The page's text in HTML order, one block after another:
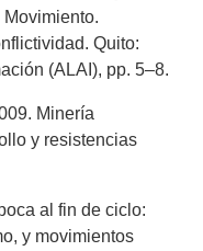
Movimiento.
Quito:
(ALAI), pp. 5–8.
Minería
y resistencias
al fin de ciclo:
y movimientos